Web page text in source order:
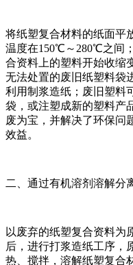
将纸塑复合材料的纸面平
温度在150℃～280℃之间
合资料上的塑料开始收缩
无法处置的废旧纸塑料袋
利用制浆造纸；废旧塑料
袋，或注塑成新的塑料产
废为宝，并解决了环保问
效益。
二、通过有机溶剂溶解分
以废弃的纸塑复合资料为
后，进行打浆造纸工序，
热、搅拌，溶解纸塑复合